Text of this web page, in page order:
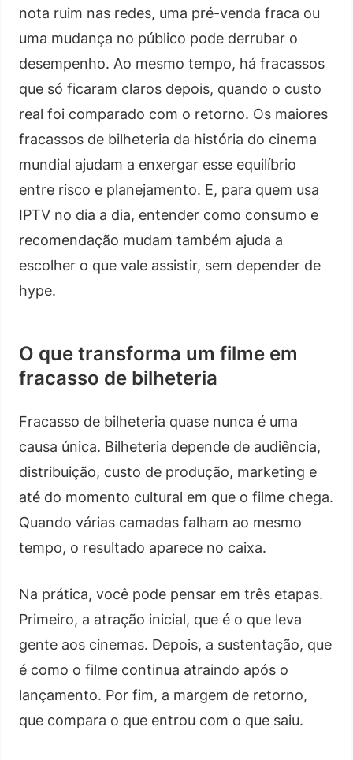
nota ruim nas redes, uma pré-venda fraca ou
uma mudança no público pode derrubar o
desempenho. Ao mesmo tempo, há fracassos
que só ficaram claros depois, quando o custo
real foi comparado com o retorno. Os maiores
fracassos de bilheteria da história do cinema
mundial ajudam a enxergar esse equilíbrio
entre risco e planejamento. E, para quem usa
IPTV no dia a dia, entender como consumo e
recomendação mudam também ajuda a
escolher o que vale assistir, sem depender de
hype.
O que transforma um filme em
fracasso de bilheteria
Fracasso de bilheteria quase nunca é uma
causa única. Bilheteria depende de audiência,
distribuição, custo de produção, marketing e
até do momento cultural em que o filme chega.
Quando várias camadas falham ao mesmo
tempo, o resultado aparece no caixa.
Na prática, você pode pensar em três etapas.
Primeiro, a atração inicial, que é o que leva
gente aos cinemas. Depois, a sustentação, que
é como o filme continua atraindo após o
lançamento. Por fim, a margem de retorno,
que compara o que entrou com o que saiu.